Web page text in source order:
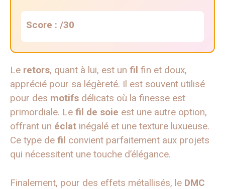
Score : /30
Le retors, quant à lui, est un fil fin et doux,
apprécié pour sa légèreté. Il est souvent utilisé
pour des motifs délicats où la finesse est
primordiale. Le fil de soie est une autre option,
offrant un éclat inégalé et une texture luxueuse.
Ce type de fil convient parfaitement aux projets
qui nécessitent une touche d’élégance.
Finalement, pour des effets métallisés, le DMC